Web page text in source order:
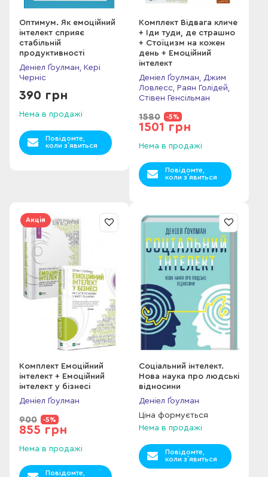
Оптимум. Як емоційний
інтелект сприяє
стабільній
продуктивності
Деніел Ґоулман, Кері
Черніс
390 грн
Нема в продажі
Повідомте,
коли з`явиться
Комплект Відвага кличе
+ Іди туди, де страшно
+ Стоїцизм на кожен
день + Емоційний
інтелект
Деніел Ґоулман, Джим
Ловлесс, Раян Голідей,
Стівен Генсільман
1580 -5%
1501 грн
Нема в продажі
Повідомте,
коли з`явиться
Акція
Комплект Емоційний
інтелект + Емоційний
інтелект у бізнесі
Деніел Ґоулман
900 -5%
855 грн
Нема в продажі
Повідомте,
Соціальний інтелект.
Нова наука про людські
відносини
Деніел Ґоулман
Ціна формується
Нема в продажі
Повідомте,
коли з`явиться